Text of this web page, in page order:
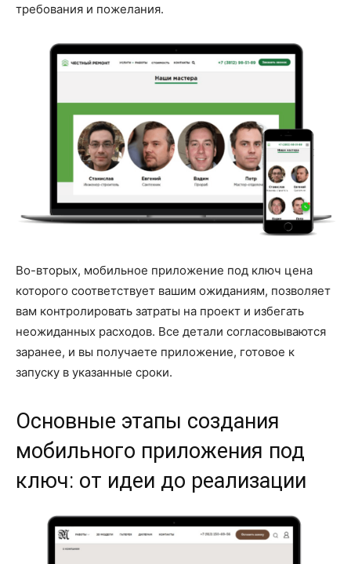
требования и пожелания.
Во-вторых, мобильное приложение под ключ цена
которого соответствует вашим ожиданиям, позволяет
вам контролировать затраты на проект и избегать
неожиданных расходов. Все детали согласовываются
заранее, и вы получаете приложение, готовое к
запуску в указанные сроки.
Основные этапы создания
мобильного приложения под
ключ: от идеи до реализации